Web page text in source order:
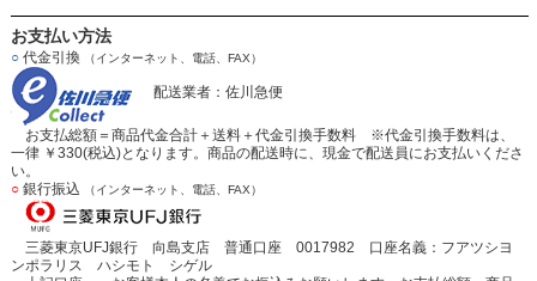
お支払い方法
○代金引換 （インターネット、電話、FAX）
配送業者：佐川急便
お支払総額＝商品代金合計＋送料＋代金引換手数料 ※代金引換手数料は、
一律 ￥330(税込)となります。商品の配送時に、現金で配送員にお支払いくださ
い。
○銀行振込 （インターネット、電話、FAX）
三菱東京UFJ銀行 向島支店 普通口座 0017982 口座名義：フアツシヨ
ンポラリス ハシモト シゲル